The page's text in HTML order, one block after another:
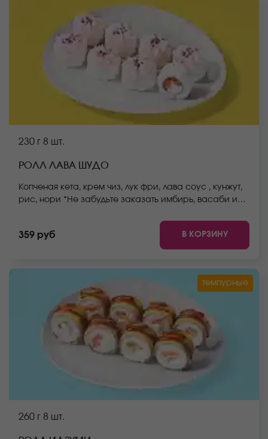
230 г 8 шт.
РОЛЛ ЛАВА ШУДО
Копченая кета, крем чиз, лук фри, лава соус , кунжут,
рис, нори *Не забудьте заказать имбирь, васаби и
*Внешний вид блюда может отличаться от фото на
сайте.
359 руб В КОРЗИНУ
темпурные
260 г 8 шт.